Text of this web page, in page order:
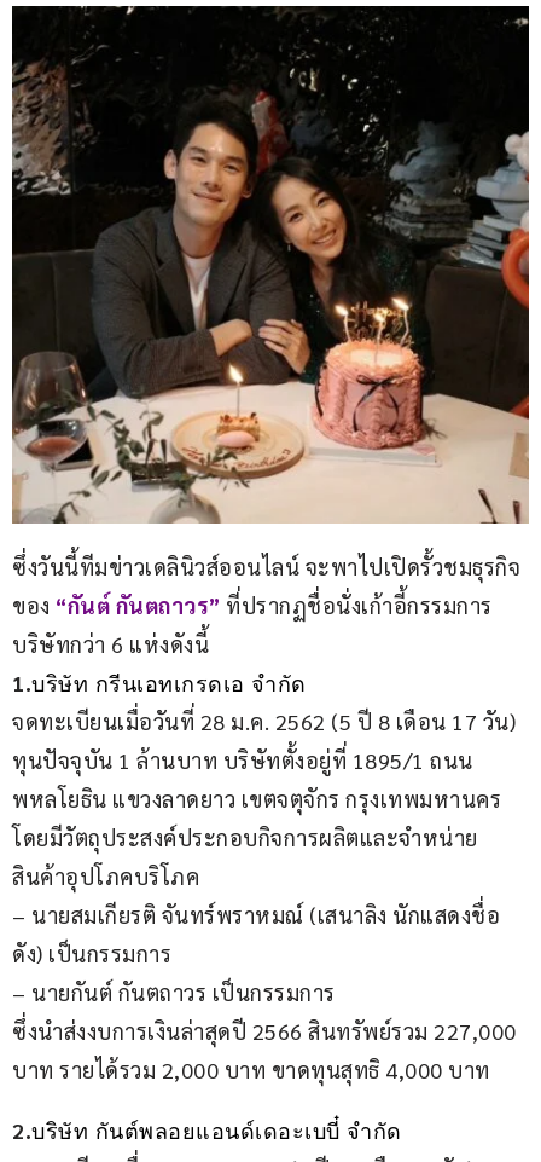
ซึ่งวันนี้ทีมข่าวเดลินิวส์ออนไลน์ จะพาไปเปิดรั้วชมธุรกิจ
ของ “กันต์ กันตถาวร” ที่ปรากฏชื่อนั่งเก้าอี้กรรมการ
บริษัทกว่า 6 แห่งดังนี้
1.บริษัท กรีนเอทเกรดเอ จำกัด
จดทะเบียนเมื่อวันที่ 28 ม.ค. 2562 (5 ปี 8 เดือน 17 วัน)
ทุนปัจจุบัน 1 ล้านบาท บริษัทตั้งอยู่ที่ 1895/1 ถนน
พหลโยธิน แขวงลาดยาว เขตจตุจักร กรุงเทพมหานคร
โดยมีวัตถุประสงค์ประกอบกิจการผลิตและจำหน่าย
สินค้าอุปโภคบริโภค
– นายสมเกียรติ จันทร์พราหมณ์ (เสนาลิง นักแสดงชื่อ
ดัง) เป็นกรรมการ
– นายกันต์ กันตถาวร เป็นกรรมการ
ซึ่งนำส่งงบการเงินล่าสุดปี 2566 สินทรัพย์รวม 227,000
บาท รายได้รวม 2,000 บาท ขาดทุนสุทธิ 4,000 บาท
2.บริษัท กันต์พลอยแอนด์เดอะเบบี๋ จำกัด